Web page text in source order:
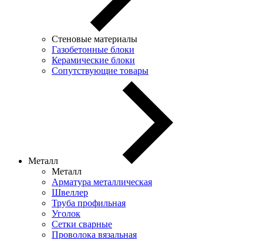
Стеновые материалы
Газобетонные блоки
Керамические блоки
Сопутствующие товары
Металл
Металл
Арматура металлическая
Швеллер
Труба профильная
Уголок
Сетки сварные
Проволока вязальная